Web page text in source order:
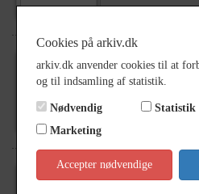
1949- 1952
Cookies på arkiv.dk
arkiv.dk anvender cookies til at
og til indsamling af statistik.
Nødvendig
Statistik
Marketing
Accepter nødvendige